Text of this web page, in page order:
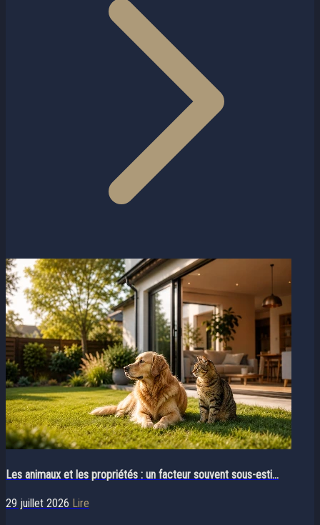
Les animaux et les propriétés : un facteur souvent sous-esti...
29 juillet 2026 Lire